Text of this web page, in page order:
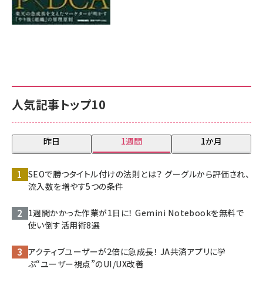
人気記事トップ10
昨日 1週間 1か月
SEOで勝つタイトル付けの法則とは？ グーグルから評価され、
流入数を増やす5つの条件
1週間かかった作業が1日に！ Gemini Notebookを無料で
使い倒す活用術8選
アクティブユーザーが2倍に急成長！ JA共済アプリに学
ぶ“ユーザー視点”のUI/UX改善